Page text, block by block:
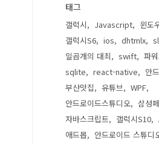
태그
갤럭시 Javascript
윈도
갤럭시S6
ios dhtmlx
일곱개의 대죄
swift
파
sqlite
react-native
안
부산맛집
유튜브
WPF
안드로이드스튜디오
삼성
자바스크립트
갤럭시S10
애드몹
안드로이드 스튜디